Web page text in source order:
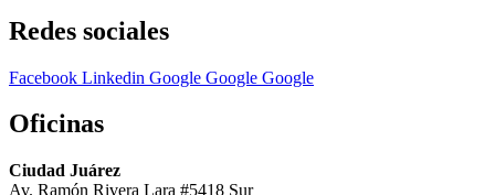
Redes sociales
Facebook Linkedin Google Google Google
Oficinas
Ciudad Juárez
Av. Ramón Rivera Lara #5418 Sur